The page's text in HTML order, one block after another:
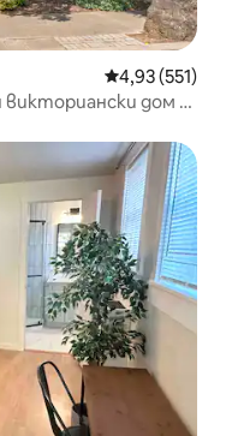
Средна
4,93 (551)
дом в